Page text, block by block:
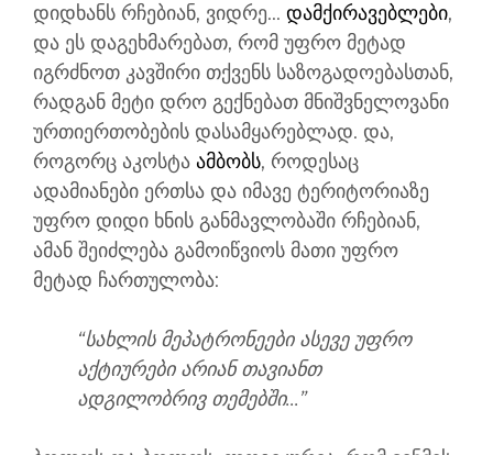
დიდხანს რჩებიან, ვიდრე... დამქირავებლები,
და ეს დაგეხმარებათ, რომ უფრო მეტად
იგრძნოთ კავშირი თქვენს საზოგადოებასთან,
რადგან მეტი დრო გექნებათ მნიშვნელოვანი
ურთიერთობების დასამყარებლად. და,
როგორც აკოსტა ამბობს, როდესაც
ადამიანები ერთსა და იმავე ტერიტორიაზე
უფრო დიდი ხნის განმავლობაში რჩებიან,
ამან შეიძლება გამოიწვიოს მათი უფრო
მეტად ჩართულობა:
“სახლის მეპატრონეები ასევე უფრო
აქტიურები არიან თავიანთ
ადგილობრივ თემებში...”